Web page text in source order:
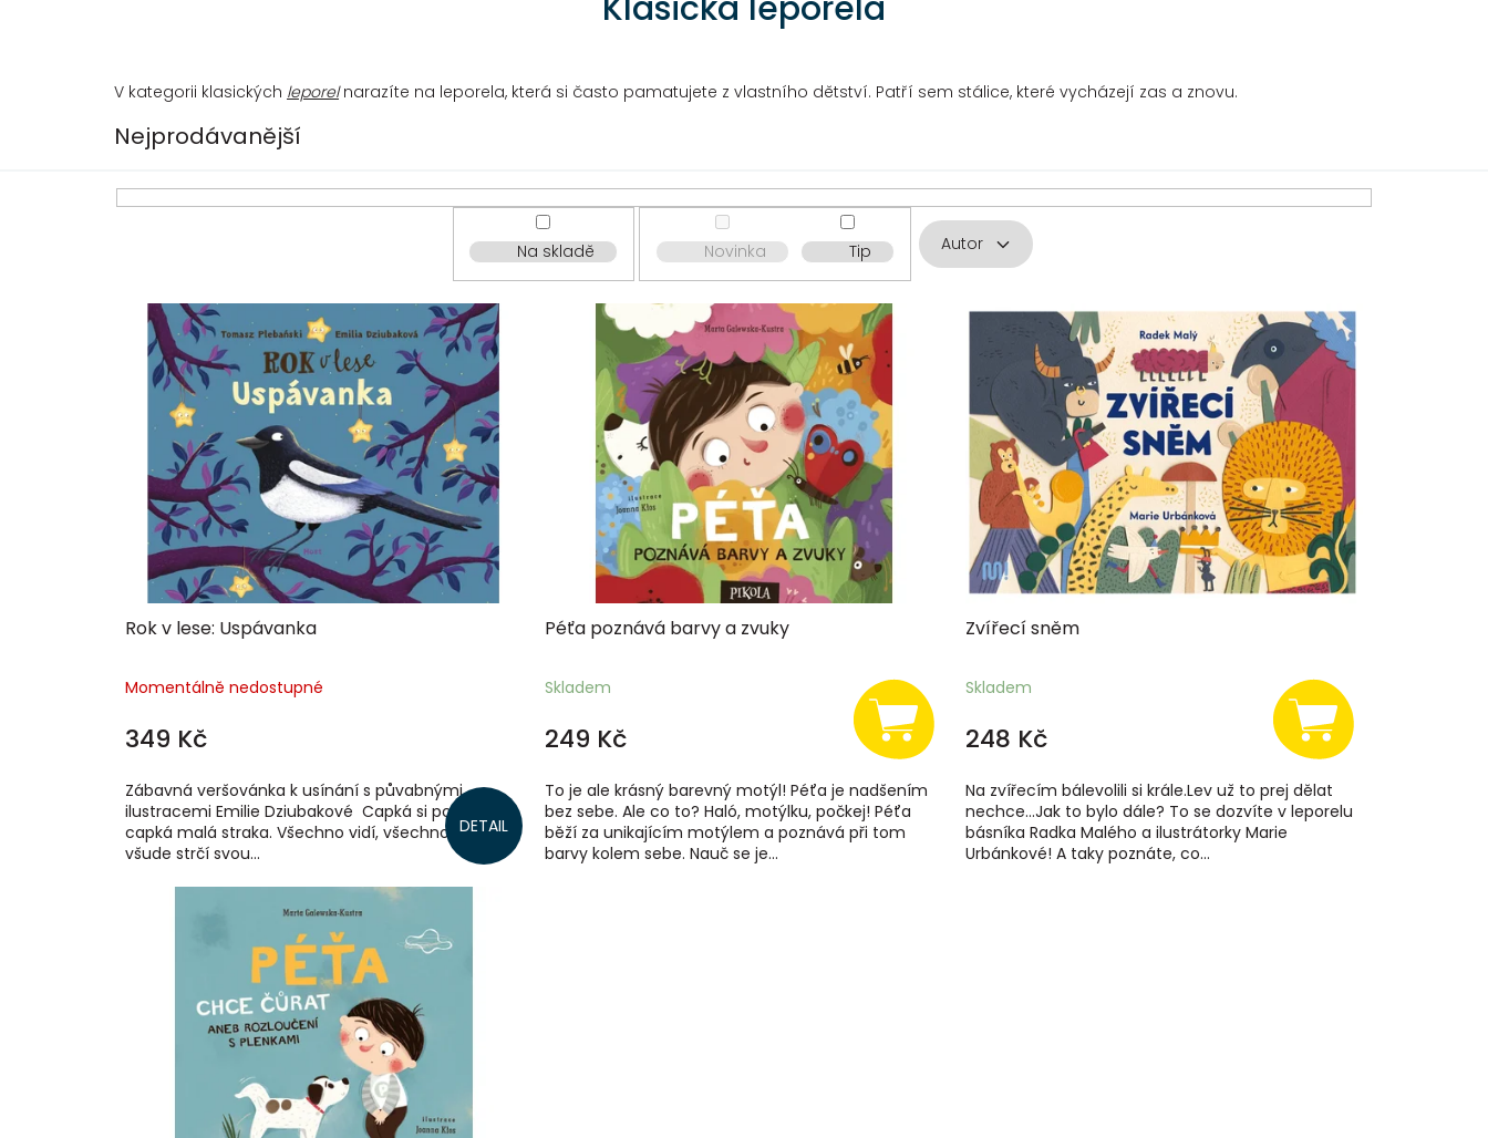
V kategorii klasických leporelnarazíte na leporela, která si často pamatujete z vlastního dětství. Patří sem stálice, které vycházejí zas a znovu.
Nejprodávanější
Na skladě Novinka Tip Autor
Rok v lese: Uspávanka
Momentálně nedostupné
349 Kč
DETAIL
Zábavná veršovánka k usínání s půvabnými
ilustracemi Emilie Dziubakové Capká si po lese,
capká malá straka. Všechno vidí, všechno slyší,
všude strčí svou...
Péťa poznává barvy a zvuky
Skladem
249 Kč
To je ale krásný barevný motýl! Péťa je nadšením
bez sebe. Ale co to? Haló, motýlku, počkej! Péťa
běží za unikajícím motýlem a poznává při tom
barvy kolem sebe. Nauč se je...
Zvířecí sněm
Skladem
248 Kč
Na zvířecím bálevolili si krále.Lev už to prej dělat
nechce…Jak to bylo dále? To se dozvíte v leporelu
básníka Radka Malého a ilustrátorky Marie
Urbánkové! A taky poznáte, co...